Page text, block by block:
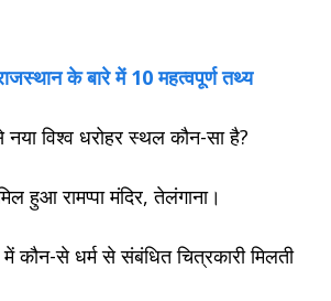
के बारे में 10 महत्वपूर्ण तथ्य
विश्व धरोहर स्थल कौन-सा है?
हुआ रामप्पा मंदिर, तेलंगाना।
से धर्म से संबंधित चित्रकारी मिलती